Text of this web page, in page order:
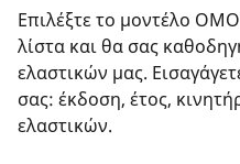
Επιλέξτε το μοντέλο
λίστα και θα σας
ελαστικών μας.
σας: έκδοση, έτος,
ελαστικών.